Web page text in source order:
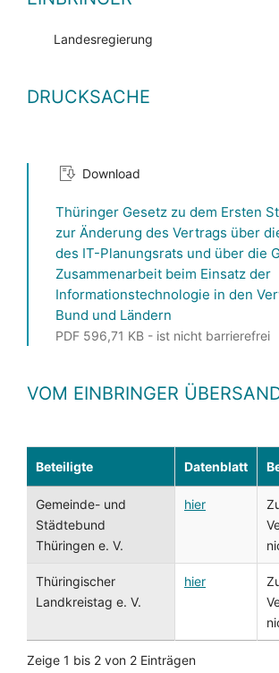
Landesregierung
DRUCKSACHE
Download
Thüringer Gesetz zu dem Ersten
zur Änderung des Vertrags über
des IT-Planungsrats und über die
Zusammenarbeit beim Einsatz der
Informationstechnologie in den
Bund und Ländern
PDF 596,71 KB - ist nicht barrierefrei
VOM EINBRINGER
Beteiligte Datenblatt
Gemeinde- und
Städtebund
Thüringen e. V.
hier
Thüringischer
Landkreistag e. V.
hier
Zeige 1 bis 2 von 2 Einträgen